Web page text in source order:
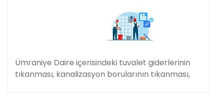
Ümraniye Daire içerisindeki tuvalet giderlerinin
tıkanması, kanalizasyon borularının tıkanması,